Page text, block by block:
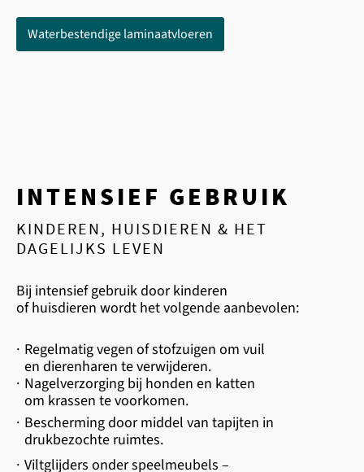
Waterbestendige laminaatvloeren
INTENSIEF GEBRUIK
KINDEREN, HUISDIEREN & HET
DAGELIJKS LEVEN
Bij intensief gebruik door kinderen
of huisdieren wordt het volgende aanbevolen:
· Regelmatig vegen of stofzuigen om vuil
en dierenharen te verwijderen.
· Nagelverzorging bij honden en katten
om krassen te voorkomen.
· Bescherming door middel van tapijten in
drukbezochte ruimtes.
· Viltglijders onder speelmeubels –